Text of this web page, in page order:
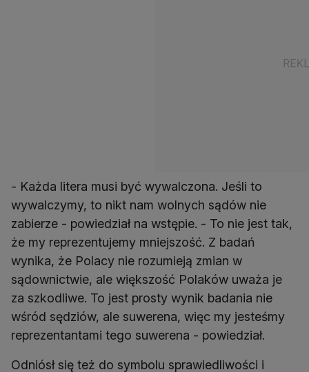
- Każda litera musi być wywalczona. Jeśli to
wywalczymy, to nikt nam wolnych sądów nie
zabierze - powiedział na wstępie. - To nie jest tak,
że my reprezentujemy mniejszość. Z badań
wynika, że Polacy nie rozumieją zmian w
sądownictwie, ale większość Polaków uważa je
za szkodliwe. To jest prosty wynik badania nie
wśród sędziów, ale suwerena, więc my jesteśmy
reprezentantami tego suwerena - powiedział.
Odniósł się też do symbolu sprawiedliwości i